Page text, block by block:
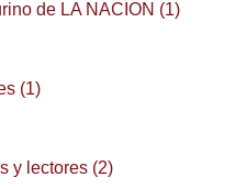
de LA NACION (1)
(1)
y lectores (2)